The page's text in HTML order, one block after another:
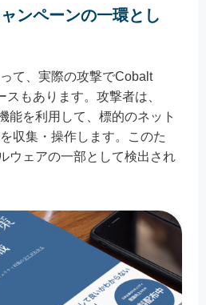
ンペーンの一環とし
て、実際の攻撃でCobalt
もあります。攻撃者は、
能を利用して、標的のネット
収集・操作します。このた
ウェアの一部として検出され